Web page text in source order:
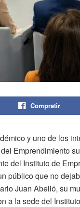
Compratir
y uno de los
Emprendimiento
del Instituto de
público que no
Juan Abelló, su
a la sede del